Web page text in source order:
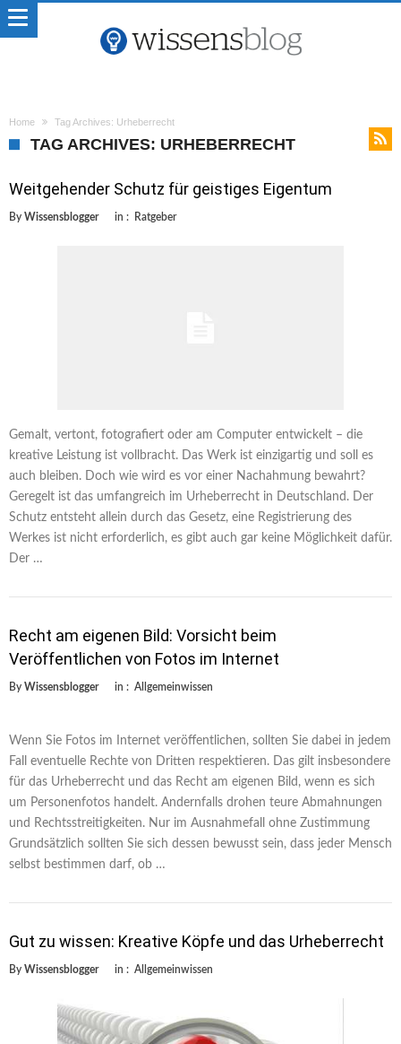
Home Tag Archives: Urheberrecht
TAG ARCHIVES: URHEBERRECHT
Weitgehender Schutz für geistiges Eigentum
By Wissensblogger in : Ratgeber
Gemalt, vertont, fotografiert oder am Computer entwickelt – die
kreative Leistung ist vollbracht. Das Werk ist einzigartig und soll es
auch bleiben. Doch wie wird es vor einer Nachahmung bewahrt?
Geregelt ist das umfangreich im Urheberrecht in Deutschland. Der
Schutz entsteht allein durch das Gesetz, eine Registrierung des
Werkes ist nicht erforderlich, es gibt auch gar keine Möglichkeit dafür.
Der …
Recht am eigenen Bild: Vorsicht beim
Veröffentlichen von Fotos im Internet
By Wissensblogger in : Allgemeinwissen
Wenn Sie Fotos im Internet veröffentlichen, sollten Sie dabei in jedem
Fall eventuelle Rechte von Dritten respektieren. Das gilt insbesondere
für das Urheberrecht und das Recht am eigenen Bild, wenn es sich
um Personenfotos handelt. Andernfalls drohen teure Abmahnungen
und Rechtsstreitigkeiten. Nur im Ausnahmefall ohne Zustimmung
Grundsätzlich sollten Sie sich dessen bewusst sein, dass jeder Mensch
selbst bestimmen darf, ob …
Gut zu wissen: Kreative Köpfe und das Urheberrecht
By Wissensblogger in : Allgemeinwissen